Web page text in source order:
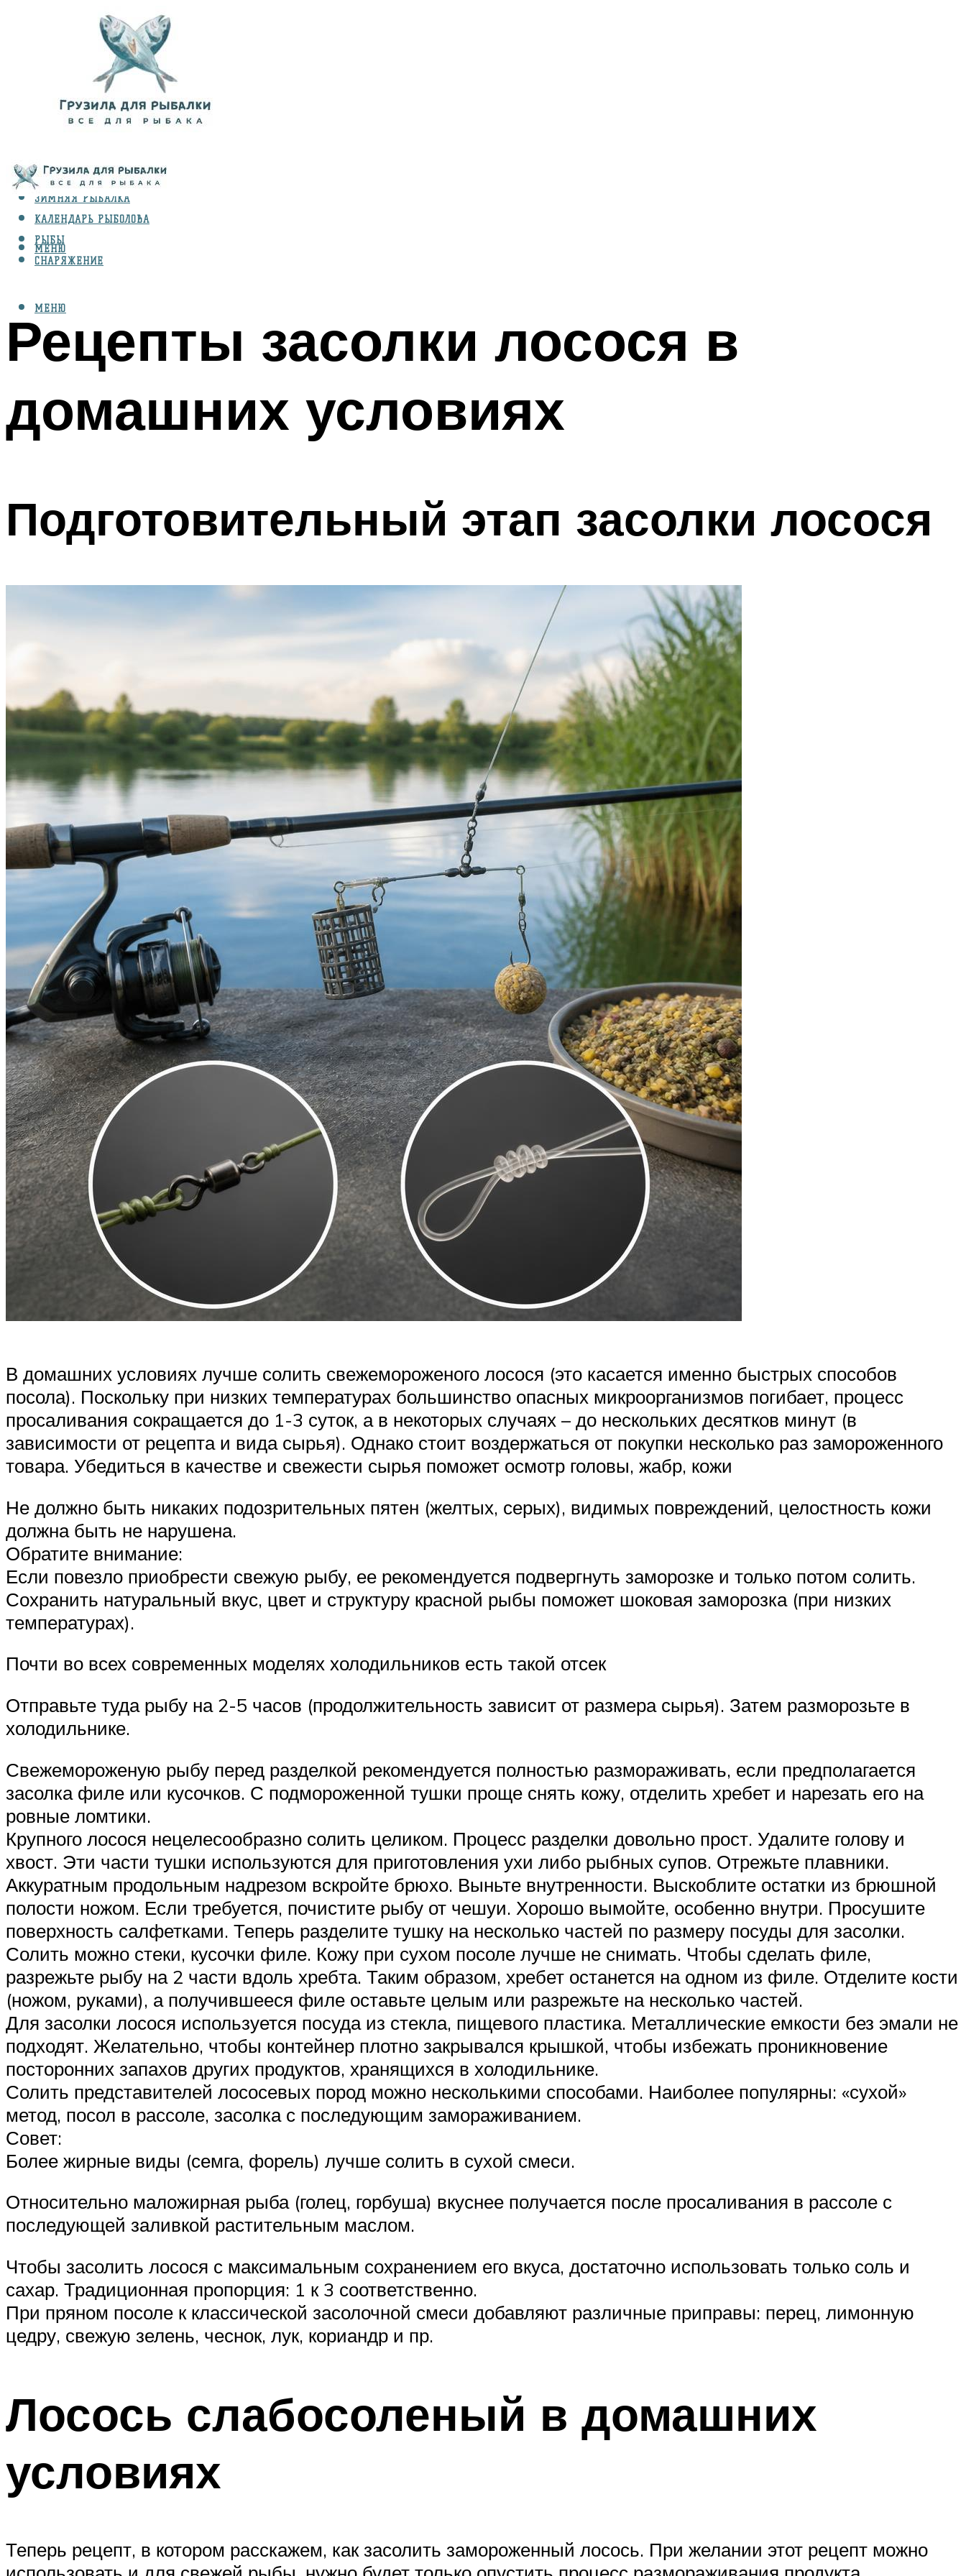
ВИДЫ ЛОВЛИ
ЗИМНЯЯ РЫБАЛКА
КАЛЕНДАРЬ РЫБОЛОВА
РЫБЫ
СНАРЯЖЕНИЕ
МЕНЮ
МЕНЮ
Рецепты засолки лосося в
домашних условиях
Подготовительный этап засолки лосося
В домашних условиях лучше солить свежемороженого лосося (это касается именно быстрых способов
посола). Поскольку при низких температурах большинство опасных микроорганизмов погибает, процесс
просаливания сокращается до 1-3 суток, а в некоторых случаях – до нескольких десятков минут (в
зависимости от рецепта и вида сырья). Однако стоит воздержаться от покупки несколько раз замороженного
товара. Убедиться в качестве и свежести сырья поможет осмотр головы, жабр, кожи
Не должно быть никаких подозрительных пятен (желтых, серых), видимых повреждений, целостность кожи
должна быть не нарушена.
Обратите внимание:
Если повезло приобрести свежую рыбу, ее рекомендуется подвергнуть заморозке и только потом солить.
Сохранить натуральный вкус, цвет и структуру красной рыбы поможет шоковая заморозка (при низких
температурах).
Почти во всех современных моделях холодильников есть такой отсек
Отправьте туда рыбу на 2-5 часов (продолжительность зависит от размера сырья). Затем разморозьте в
холодильнике.
Свежемороженую рыбу перед разделкой рекомендуется полностью размораживать, если предполагается
засолка филе или кусочков. С подмороженной тушки проще снять кожу, отделить хребет и нарезать его на
ровные ломтики.
Крупного лосося нецелесообразно солить целиком. Процесс разделки довольно прост. Удалите голову и
хвост. Эти части тушки используются для приготовления ухи либо рыбных супов. Отрежьте плавники.
Аккуратным продольным надрезом вскройте брюхо. Выньте внутренности. Выскоблите остатки из брюшной
полости ножом. Если требуется, почистите рыбу от чешуи. Хорошо вымойте, особенно внутри. Просушите
поверхность салфетками. Теперь разделите тушку на несколько частей по размеру посуды для засолки.
Солить можно стеки, кусочки филе. Кожу при сухом посоле лучше не снимать. Чтобы сделать филе,
разрежьте рыбу на 2 части вдоль хребта. Таким образом, хребет останется на одном из филе. Отделите кости
(ножом, руками), а получившееся филе оставьте целым или разрежьте на несколько частей.
Для засолки лосося используется посуда из стекла, пищевого пластика. Металлические емкости без эмали не
подходят. Желательно, чтобы контейнер плотно закрывался крышкой, чтобы избежать проникновение
посторонних запахов других продуктов, хранящихся в холодильнике.
Солить представителей лососевых пород можно несколькими способами. Наиболее популярны: «сухой»
метод, посол в рассоле, засолка с последующим замораживанием.
Совет:
Более жирные виды (семга, форель) лучше солить в сухой смеси.
Относительно маложирная рыба (голец, горбуша) вкуснее получается после просаливания в рассоле с
последующей заливкой растительным маслом.
Чтобы засолить лосося с максимальным сохранением его вкуса, достаточно использовать только соль и
сахар. Традиционная пропорция: 1 к 3 соответственно.
При пряном посоле к классической засолочной смеси добавляют различные приправы: перец, лимонную
цедру, свежую зелень, чеснок, лук, кориандр и пр.
Лосось слабосоленый в домашних
условиях
Теперь рецепт, в котором расскажем, как засолить замороженный лосось. При желании этот рецепт можно